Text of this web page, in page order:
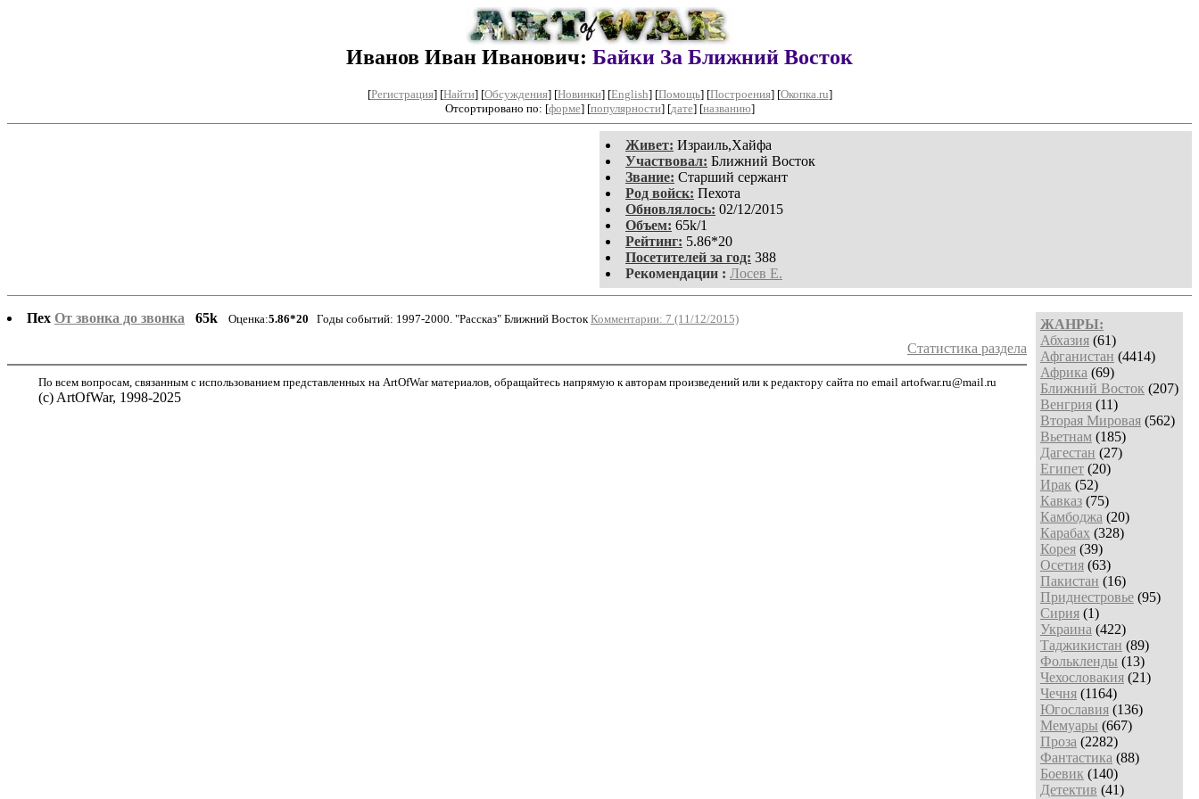
Иванов Иван Иванович: Байки За Ближний Восток
[Регистрация] [Найти] [Обсуждения] [Новинки] [English] [Помощь] [Построения] [Окопка.ru]
Отсортировано по: [форме] [популярности] [дате] [названию]
Живет: Израиль,Хайфа
Участвовал: Ближний Восток
Звание: Старший сержант
Род войск: Пехота
Обновлялось: 02/12/2015
Объем: 65k/1
Рейтинг: 5.86*20
Посетителей за год: 388
Рекомендации : Лосев Е.
ЖАНРЫ:
Абхазия (61)
Афганистан (4414)
Африка (69)
Ближний Восток (207)
Венгрия (11)
Вторая Мировая (562)
Вьетнам (185)
Дагестан (27)
Египет (20)
Ирак (52)
Кавказ (75)
Камбоджа (20)
Карабах (328)
Корея (39)
Осетия (63)
Пакистан (16)
Приднестровье (95)
Сирия (1)
Украина (422)
Таджикистан (89)
Фолькленды (13)
Чехословакия (21)
Чечня (1164)
Югославия (136)
Мемуары (667)
Проза (2282)
Фантастика (88)
Боевик (140)
Детектив (41)
Пех От звонка до звонка 65k Оценка:5.86*20 Годы событий: 1997-2000. "Рассказ" Ближний Восток Комментарии: 7 (11/12/2015)
Статистика раздела
По всем вопросам, связанным с использованием представленных на ArtOfWar материалов, обращайтесь напрямую к авторам произведений или к редактору сайта по email artofwar.ru@mail.ru
(с) ArtOfWar, 1998-2025